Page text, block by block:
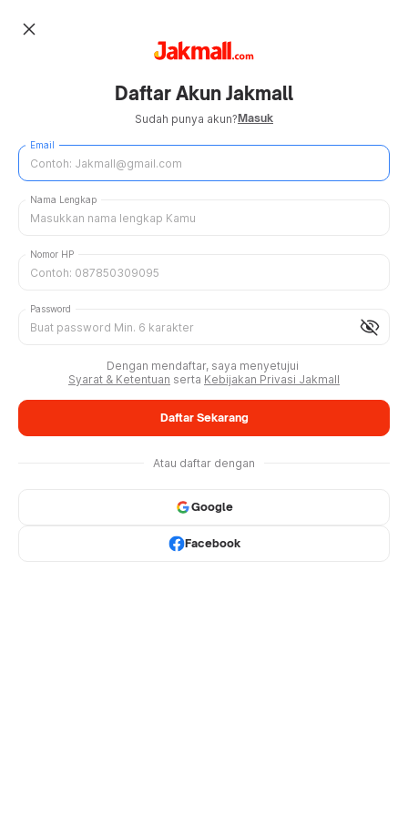
close
Daftar Akun Jakmall
Sudah punya akun?Masuk
Email
Nama Lengkap
Nomor HP
visibility_off
Password
Dengan mendaftar, saya menyetujui
Syarat & Ketentuan serta Kebijakan Privasi Jakmall
Daftar Sekarang
Atau daftar dengan
Google
Facebook